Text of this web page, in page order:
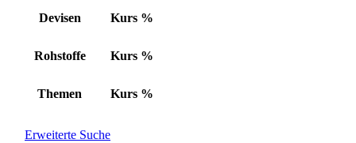
Devisen Kurs %
Rohstoffe Kurs %
Themen Kurs %
Erweiterte Suche